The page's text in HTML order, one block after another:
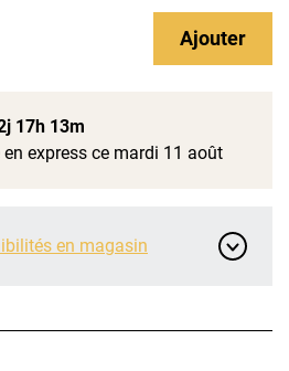
Ajouter
17h 13m
en express ce mardi 11 août
en magasin